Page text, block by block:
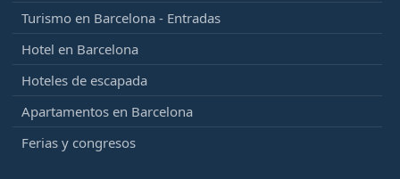
Turismo en Barcelona - Entradas
Hotel en Barcelona
Hoteles de escapada
Apartamentos en Barcelona
Ferias y congresos